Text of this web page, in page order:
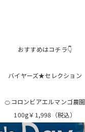
おすすめはコチラ👇
バイヤーズ★セレクション
🍊コロンビアエルマンゴ農園
100g￥1,998（税込）